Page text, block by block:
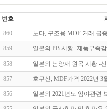
번호
860 노다, 구조용 MDF 거래 급
859 일본의 PB 시황 -제품부족
858 일본의 남양재 원목 시황 -
857 호쿠신, MDF가격 2022년
856 일본의 2021년도 임야관련